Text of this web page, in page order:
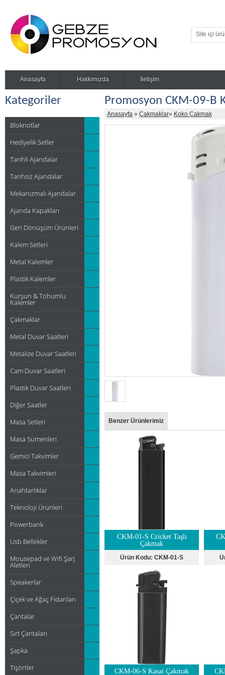
Anasayfa Hakkımızda İletişim
Kategoriler
Bloknotlar
Hediyelik Setler
Tarihli Ajandalar
Tarihsiz Ajandalar
Mekanizmalı Ajandalar
Ajanda Kapakları
Geri Dönüşüm Ürünleri
Kalem Setleri
Metal Kalemler
Plastik Kalemler
Kurşun & Tohumlu
Kalemler
Çakmaklar
Metal Duvar Saatleri
Metalize Duvar Saatleri
Cam Duvar Saatleri
Plastik Duvar Saatleri
Diğer Saatler
Masa Setleri
Masa Sümenleri
Gemici Takvimler
Masa Takvimleri
Anahtarlıklar
Teknoloji Ürünleri
Powerbank
Usb Bellekler
Mousepad ve Wifi Şarj
Aletleri
Speakerlar
Çiçek ve Ağaç Fidanları
Çantalar
Sırt Çantaları
Şapka
Tişörtler
Promosyon CKM-09-B
Anasayfa » Çakmaklar» Koko Çakmak
Benzer Ürünlerimiz
CKM-01-S Cricket Taşlı
Çakmak
Ürün Kodu: CKM-01-S
CKM-06-S Kasai Çakmak